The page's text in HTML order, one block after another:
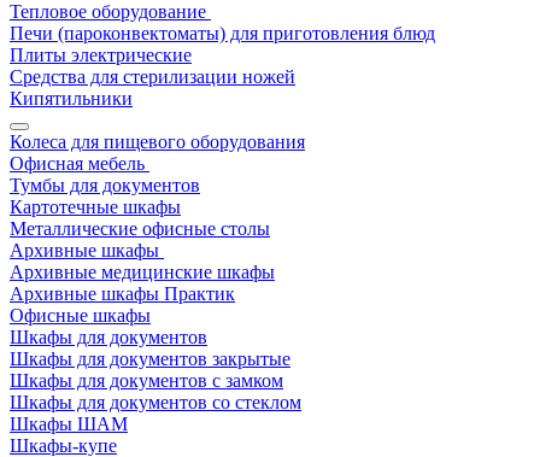
Тепловое оборудование
Печи (пароконвектоматы) для приготовления блюд
Плиты электрические
Средства для стерилизации ножей
Кипятильники
Колеса для пищевого оборудования
Офисная мебель
Тумбы для документов
Картотечные шкафы
Металлические офисные столы
Архивные шкафы
Архивные медицинские шкафы
Архивные шкафы Практик
Офисные шкафы
Шкафы для документов
Шкафы для документов закрытые
Шкафы для документов с замком
Шкафы для документов со стеклом
Шкафы ШАМ
Шкафы-купе